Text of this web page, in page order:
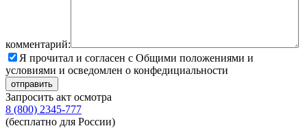
комментарий:
Я прочитал и согласен с Общими положениями и
условиями и осведомлен о конфедициальности
Запросить акт осмотра
8 (800) 2345-777
(бесплатно для России)